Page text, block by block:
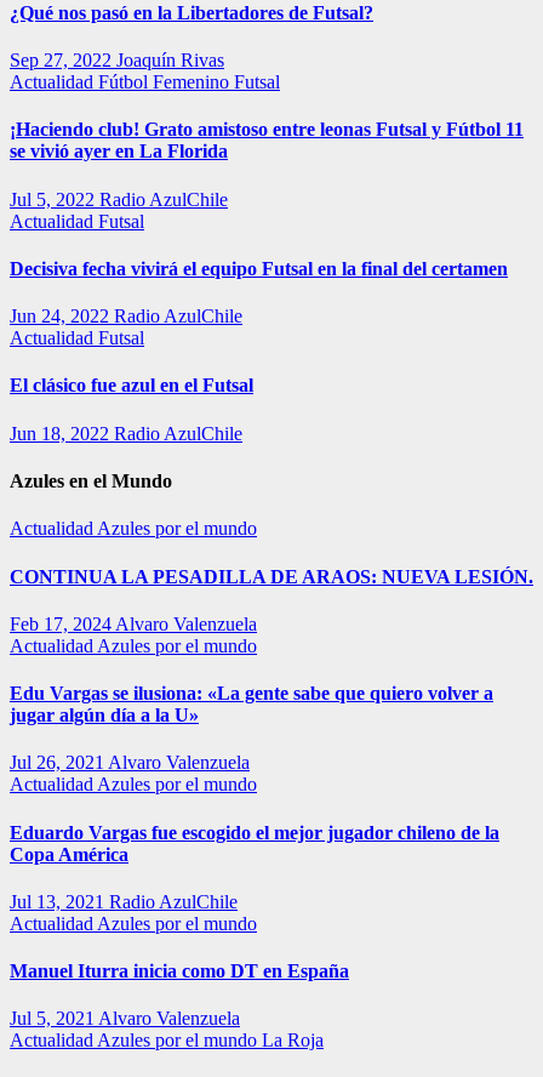
¿Qué nos pasó en la Libertadores de Futsal?
Sep 27, 2022 Joaquín Rivas
Actualidad Fútbol Femenino Futsal
¡Haciendo club! Grato amistoso entre leonas Futsal y Fútbol 11
se vivió ayer en La Florida
Jul 5, 2022 Radio AzulChile
Actualidad Futsal
Decisiva fecha vivirá el equipo Futsal en la final del certamen
Jun 24, 2022 Radio AzulChile
Actualidad Futsal
El clásico fue azul en el Futsal
Jun 18, 2022 Radio AzulChile
Azules en el Mundo
Actualidad Azules por el mundo
CONTINUA LA PESADILLA DE ARAOS: NUEVA LESIÓN.
Feb 17, 2024 Alvaro Valenzuela
Actualidad Azules por el mundo
Edu Vargas se ilusiona: «La gente sabe que quiero volver a
jugar algún día a la U»
Jul 26, 2021 Alvaro Valenzuela
Actualidad Azules por el mundo
Eduardo Vargas fue escogido el mejor jugador chileno de la
Copa América
Jul 13, 2021 Radio AzulChile
Actualidad Azules por el mundo
Manuel Iturra inicia como DT en España
Jul 5, 2021 Alvaro Valenzuela
Actualidad Azules por el mundo La Roja